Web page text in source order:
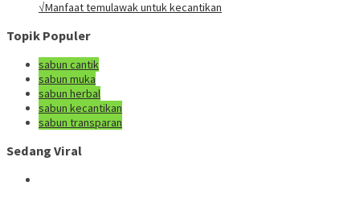
√Manfaat temulawak untuk kecantikan
Topik Populer
sabun cantik
sabun muka
sabun herbal
sabun kecantikan
sabun transparan
Sedang Viral